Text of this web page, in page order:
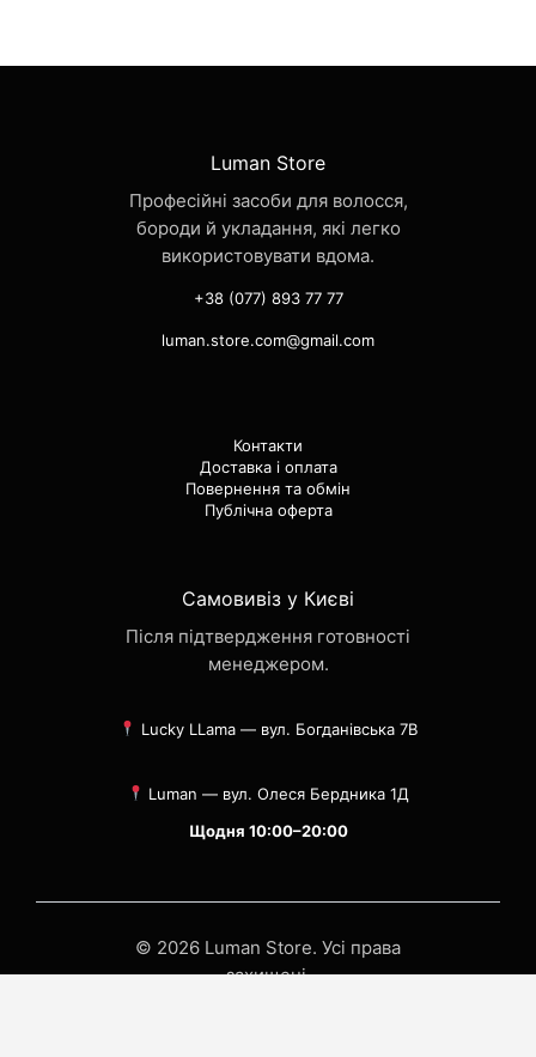
Luman Store
Професійні засоби для волосся,
бороди й укладання, які легко
використовувати вдома.
+38 (077) 893 77 77
luman.store.com@gmail.com
Контакти
Доставка і оплата
Повернення та обмін
Публічна оферта
Самовивіз у Києві
Після підтвердження готовності
менеджером.
Lucky LLama — вул. Богданівська 7В
Luman — вул. Олеся Бердника 1Д
Щодня 10:00–20:00
© 2026 Luman Store. Усі права
захищені.